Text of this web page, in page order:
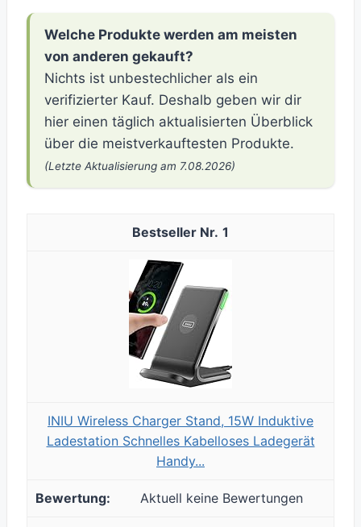
Welche Produkte werden am meisten
von anderen gekauft?
Nichts ist unbestechlicher als ein
verifizierter Kauf. Deshalb geben wir dir
hier einen täglich aktualisierten Überblick
über die meistverkauftesten Produkte.
(Letzte Aktualisierung am 7.08.2026)
1
INIU Wireless Charger Stand, 15W Induktive
Ladestation Schnelles Kabelloses Ladegerät
Handy...
Aktuell keine Bewertungen